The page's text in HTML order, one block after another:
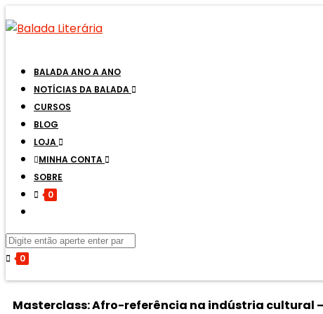
BALADA ANO A ANO
NOTÍCIAS DA BALADA
CURSOS
BLOG
LOJA
MINHA CONTA
SOBRE
0
0
Masterclass: Afro-referência na indústria cultural –